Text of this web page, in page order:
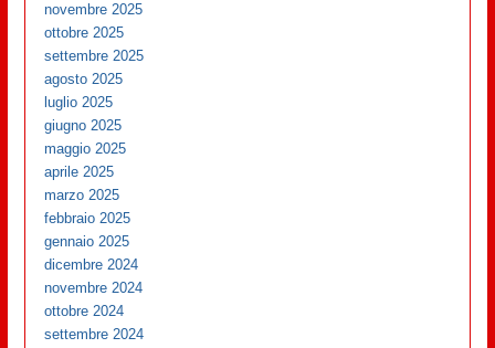
novembre 2025
ottobre 2025
settembre 2025
agosto 2025
luglio 2025
giugno 2025
maggio 2025
aprile 2025
marzo 2025
febbraio 2025
gennaio 2025
dicembre 2024
novembre 2024
ottobre 2024
settembre 2024